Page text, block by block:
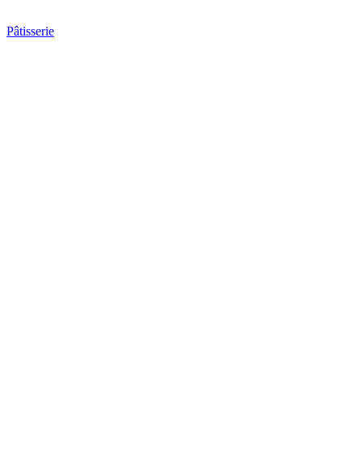
Pâtisserie